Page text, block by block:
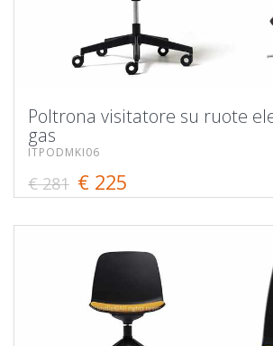
Poltrona visitatore su ruote
gas
ITPODMKI06
€ 281 € 225